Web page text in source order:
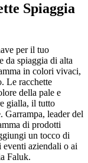
Spiaggia
per il tuo
da spiaggia di alta
in colori vivaci,
Le racchette
della pale e
gialla, il tutto
Garrampa, leader del
di prodotti
un tocco di
aziendali o ai
Faluk.